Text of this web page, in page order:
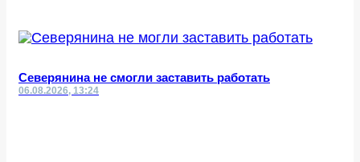
Северянина не смогли заставить работать
06.08.2026, 13:24